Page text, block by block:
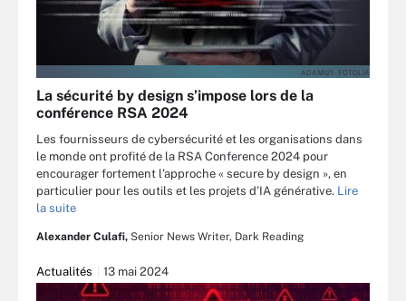
ADAM121 - FOTOLIA
La sécurité by design s’impose lors de la
conférence RSA 2024
Les fournisseurs de cybersécurité et les organisations dans
le monde ont profité de la RSA Conference 2024 pour
encourager fortement l’approche « secure by design », en
particulier pour les outils et les projets d’IA générative. Lire
la suite
Alexander Culafi, Senior News Writer, Dark Reading
Actualités 13 mai 2024